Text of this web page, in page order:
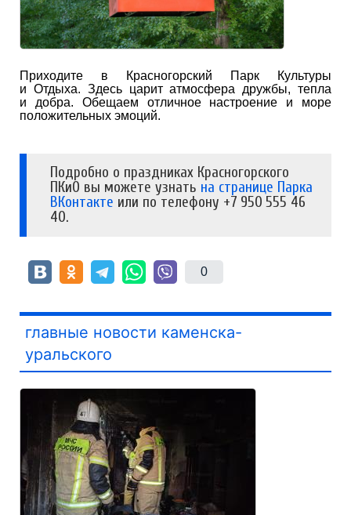
Приходите в Красногорский Парк Культуры
и Отдыха. Здесь царит атмосфера дружбы, тепла
и добра. Обещаем отличное настроение и море
положительных эмоций.
Подробно о праздниках Красногорского
ПКиО вы можете узнать на странице Парка
ВКонтакте или по телефону +7 950 555 46
40.
0
главные новости каменска-
уральского